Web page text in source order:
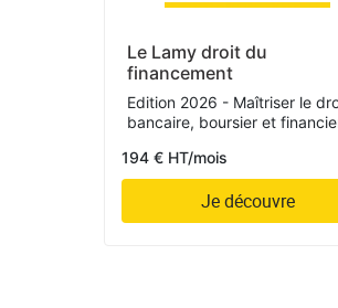
Le Lamy droit du
financement
Edition 2026 - Maîtriser le
bancaire, boursier et
194 € HT/mois
Je découvre